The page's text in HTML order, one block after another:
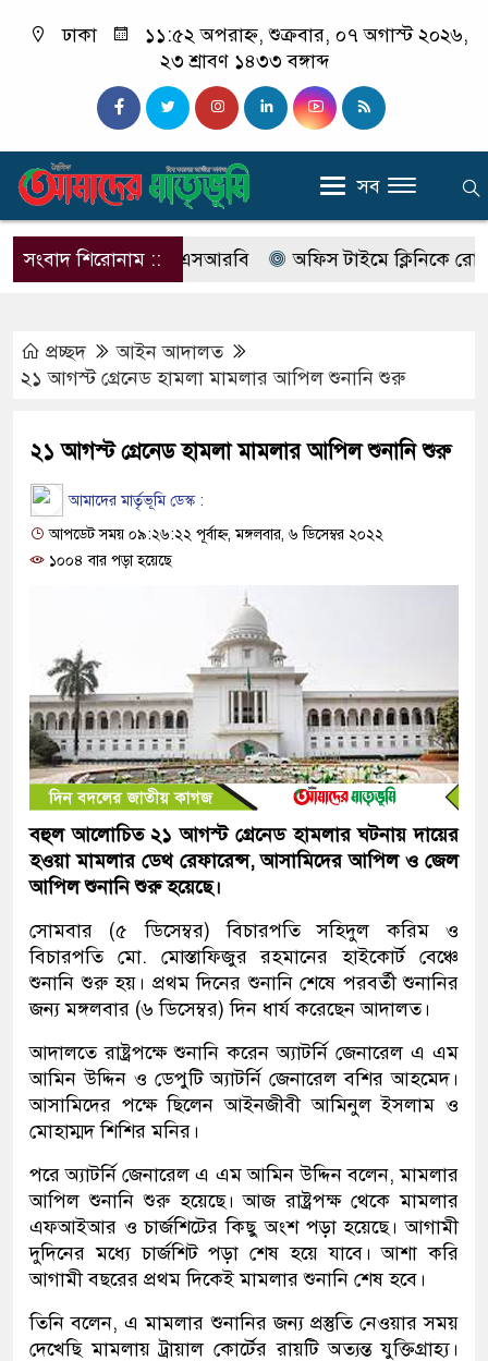
ঢাকা
১১:৫২ অপরাহ্ন, শুক্রবার, ০৭ অগাস্ট ২০২৬,
২৩ শ্রাবণ ১৪৩৩ বঙ্গাব্দ
সব
সংবাদ শিরোনাম ::
বদলে আসছে এসআরবি অফিস টাইমে ক্লিনিকে রোগী
প্রচ্ছদ
আইন আদালত
২১ আগস্ট গ্রেনেড হামলা মামলার আপিল শুনানি শুরু
২১ আগস্ট গ্রেনেড হামলা মামলার আপিল শুনানি শুরু
আমাদের মার্তৃভূমি ডেস্ক :
আপডেট সময় ০৯:২৬:২২ পূর্বাহ্ন, মঙ্গলবার, ৬ ডিসেম্বর ২০২২
১০০৪ বার পড়া হয়েছে
বহুল আলোচিত ২১ আগস্ট গ্রেনেড হামলার ঘটনায় দায়ের
হওয়া মামলার ডেথ রেফারেন্স, আসামিদের আপিল ও জেল
আপিল শুনানি শুরু হয়েছে।
সোমবার (৫ ডিসেম্বর) বিচারপতি সহিদুল করিম ও
বিচারপতি মো. মোস্তাফিজুর রহমানের হাইকোর্ট বেঞ্চে
শুনানি শুরু হয়। প্রথম দিনের শুনানি শেষে পরবর্তী শুনানির
জন্য মঙ্গলবার (৬ ডিসেম্বর) দিন ধার্য করেছেন আদালত।
আদালতে রাষ্ট্রপক্ষে শুনানি করেন অ্যাটর্নি জেনারেল এ এম
আমিন উদ্দিন ও ডেপুটি অ্যাটর্নি জেনারেল বশির আহমেদ।
আসামিদের পক্ষে ছিলেন আইনজীবী আমিনুল ইসলাম ও
মোহাম্মদ শিশির মনির।
পরে অ্যাটর্নি জেনারেল এ এম আমিন উদ্দিন বলেন, মামলার
আপিল শুনানি শুরু হয়েছে। আজ রাষ্ট্রপক্ষ থেকে মামলার
এফআইআর ও চার্জশিটের কিছু অংশ পড়া হয়েছে। আগামী
দুদিনের মধ্যে চার্জশিট পড়া শেষ হয়ে যাবে। আশা করি
আগামী বছরের প্রথম দিকেই মামলার শুনানি শেষ হবে।
তিনি বলেন, এ মামলার শুনানির জন্য প্রস্তুতি নেওয়ার সময়
দেখেছি মামলায় ট্রায়াল কোর্টের রায়টি অত্যন্ত যুক্তিগ্রাহ্য।